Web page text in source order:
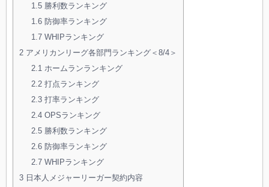
1.5勝利数ランキング
1.6防御率ランキング
1.7WHIPランキング
2 アメリカンリーグ各部門ランキング＜8/4＞
2.1 ホームランランキング
2.2打点ランキング
2.3打率ランキング
2.4OPSランキング
2.5勝利数ランキング
2.6防御率ランキング
2.7WHIPランキング
3 日本人メジャーリーガー契約内容